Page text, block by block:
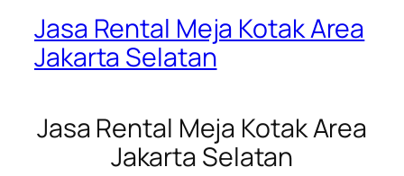
Jasa Rental Meja Kotak Area
Jakarta Selatan
Jasa Rental Meja Kotak Area
Jakarta Selatan